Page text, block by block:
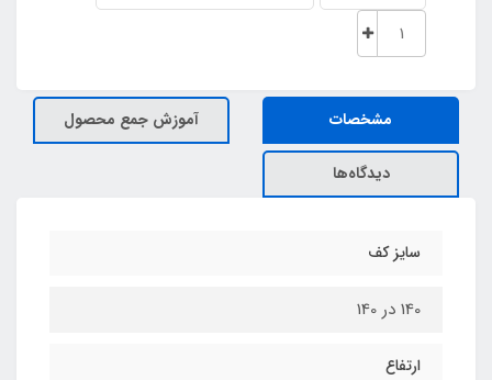
مشخصات آموزش جمع محصول
دیدگاه‌ها
سایز کف
140 در 140
ارتفاع